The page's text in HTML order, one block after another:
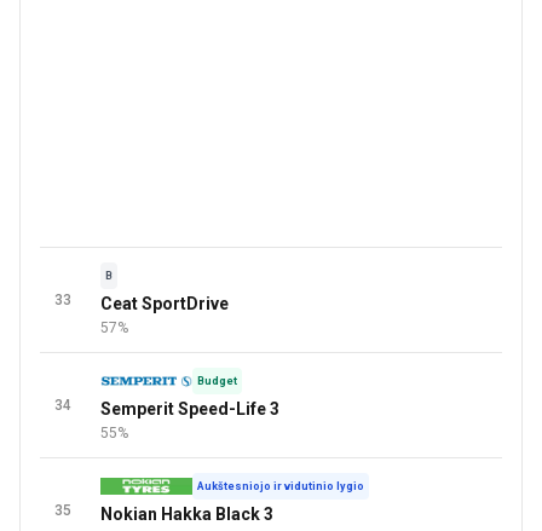
33
B
Ceat SportDrive
57%
34
Budget
Semperit Speed-Life 3
55%
35
Aukštesniojo ir vidutinio lygio
Nokian Hakka Black 3